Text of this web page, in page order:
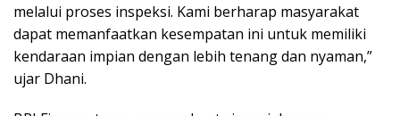
melalui proses inspeksi. Kami berharap masyarakat
dapat memanfaatkan kesempatan ini untuk memiliki
kendaraan impian dengan lebih tenang dan nyaman,”
ujar Dhani.